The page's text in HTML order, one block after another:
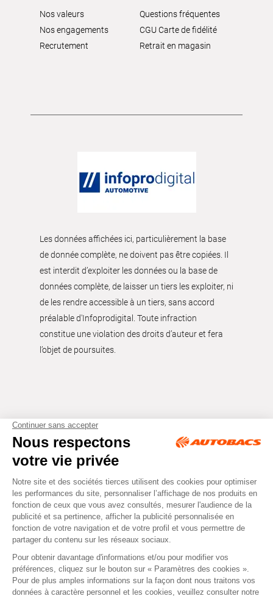
Nos valeurs
Nos engagements
Recrutement
Questions fréquentes
CGU Carte de fidélité
Retrait en magasin
Les données affichées ici, particulièrement la base
de donnée complète, ne doivent pas être copiées. Il
est interdit d’exploiter les données ou la base de
données complète, de laisser un tiers les exploiter, ni
de les rendre accessible à un tiers, sans accord
préalable d'Infoprodigital. Toute infraction
constitue une violation des droits d’auteur et fera
l’objet de poursuites.
Tous droits réservés © Autobacs
Mentions légales RGPD
Cookies CGV
Facebook Instagram